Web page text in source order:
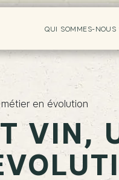
QUI SOMMES-NOUS
en évolution
VIN,